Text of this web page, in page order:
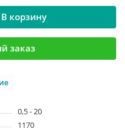
В корзину
заказ
0,5 - 20
1170